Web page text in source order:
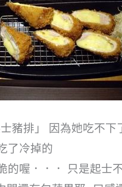
豬排」 因為她吃不下
了冷掉的
的喔．．． 只是起士